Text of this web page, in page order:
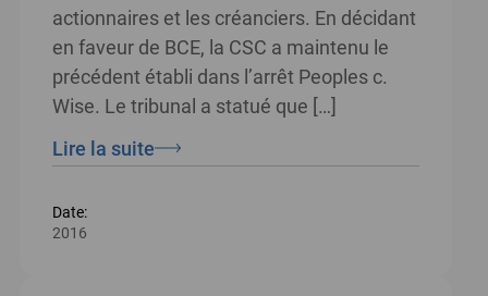
actionnaires et les créanciers. En décidant
en faveur de BCE, la CSC a maintenu le
précédent établi dans l’arrêt Peoples c.
Wise. Le tribunal a statué que […]
Lire la suite
Date:
2016